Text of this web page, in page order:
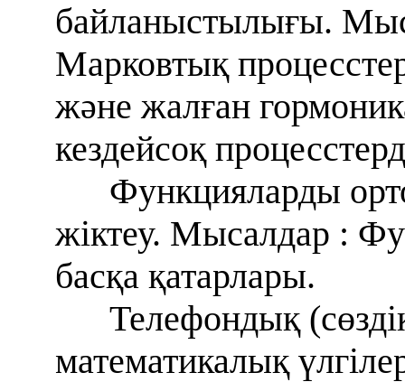
байланыстылығы.
Марковтық
және жалған
кездейсоқ
Функцияларды
жіктеу. Мысалдар :
басқа қатарлары.
Телефондық
математикалық